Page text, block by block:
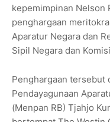
kepemimpinan Nelson
penghargaan
Aparatur Negara dan
Sipil Negara dan
Penghargaan tersebut
Pendayagunaan
(Menpan RB) Tjahjo